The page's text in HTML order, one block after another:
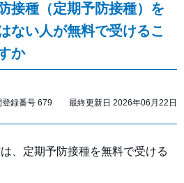
接種（定期予防接種）を
ない人が無料で受けるこ
か
登録番号 679 最終更新日 2026年06月22日
、定期予防接種を無料で受ける